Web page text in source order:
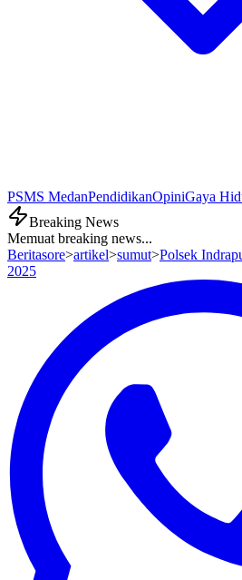
PSMS MedanPendidikanOpiniGaya
Breaking News
Memuat breaking news...
Beritasore>artikel>sumut>Polsek
2025